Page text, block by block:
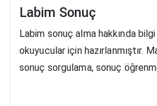
Labim Sonuç
Labim sonuç alma hakkında
okuyucular için hazırlanmıştır.
sonuç sorgulama, sonuç